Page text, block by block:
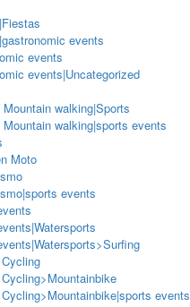
events
events
events|Uncategorized
walking|Sports
walking|sports events
Moto
events
events